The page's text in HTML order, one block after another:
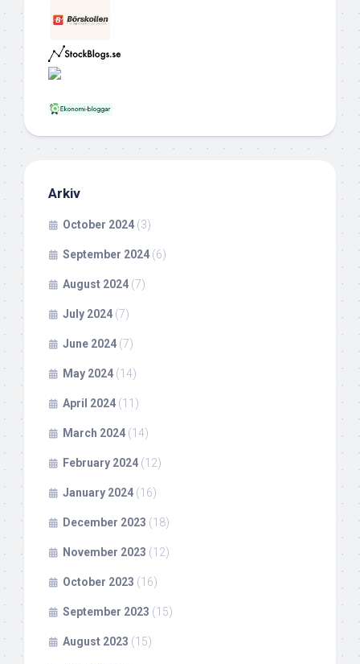
Arkiv
October 2024 (3)
September 2024 (6)
August 2024 (7)
July 2024 (7)
June 2024 (7)
May 2024 (14)
April 2024 (11)
March 2024 (14)
February 2024 (12)
January 2024 (16)
December 2023 (18)
November 2023 (12)
October 2023 (16)
September 2023 (15)
August 2023 (15)